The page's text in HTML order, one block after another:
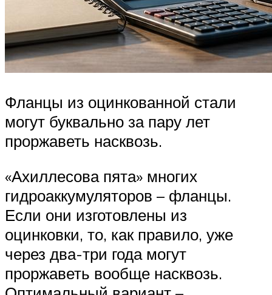
Фланцы из оцинкованной стали
могут буквально за пару лет
проржаветь насквозь.
«Ахиллесова пята» многих
гидроаккумуляторов – фланцы.
Если они изготовлены из
оцинковки, то, как правило, уже
через два-три года могут
проржаветь вообще насквозь.